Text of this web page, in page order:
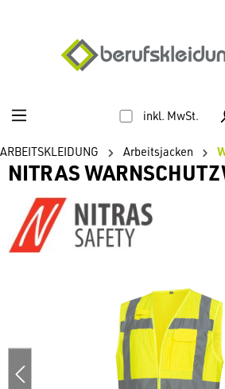
inkl. MwSt.
ARBEITSKLEIDUNG Arbeitsjacken
NITRAS